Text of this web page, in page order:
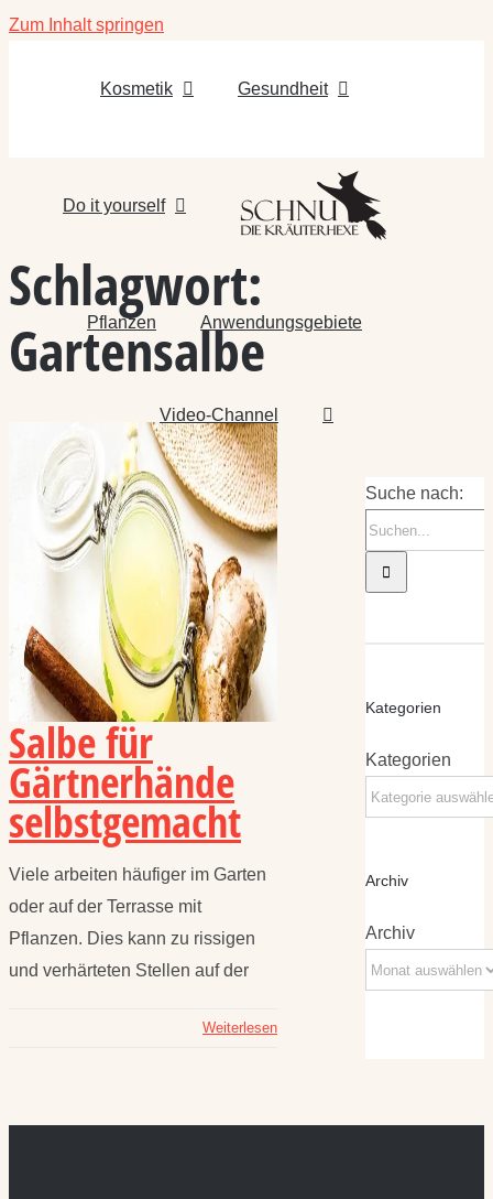
Zum Inhalt springen
Kosmetik Gesundheit
Do it yourself
Pflanzen Anwendungsgebiete
Video-Channel
Schlagwort:
Gartensalbe
Salbe für
Gärtnerhände
selbstgemacht
Viele arbeiten häufiger im Garten
oder auf der Terrasse mit
Pflanzen. Dies kann zu rissigen
und verhärteten Stellen auf der
Weiterlesen
Suche nach:
Kategorien
Kategorien
Archiv
Archiv